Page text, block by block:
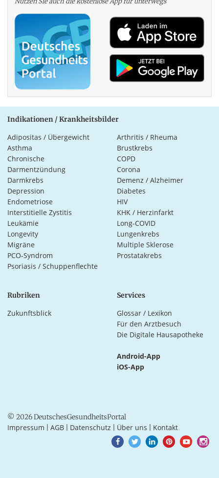
Indikationen / Krankheitsbilder
Adipositas / Übergewicht
Arthritis / Rheuma
Asthma
Brustkrebs
Chronische
Darmentzündung
COPD
Corona
Darmkrebs
Demenz / Alzheimer
Depression
Diabetes
Endometriose
HIV
Interstitielle Zystitis
KHK / Herzinfarkt
Leukämie
Long-COVID
Longevity
Lungenkrebs
Migräne
Multiple Sklerose
PCO-Syndrom
Prostatakrebs
Psoriasis / Schuppenflechte
Rubriken
Zukunftsblick
Services
Glossar / Lexikon
Für den Arztbesuch
Die Digitale Hausapotheke
Android-App
iOS-App
© 2026 DeutschesGesundheitsPortal
Impressum AGB Datenschutz Über uns Kontakt